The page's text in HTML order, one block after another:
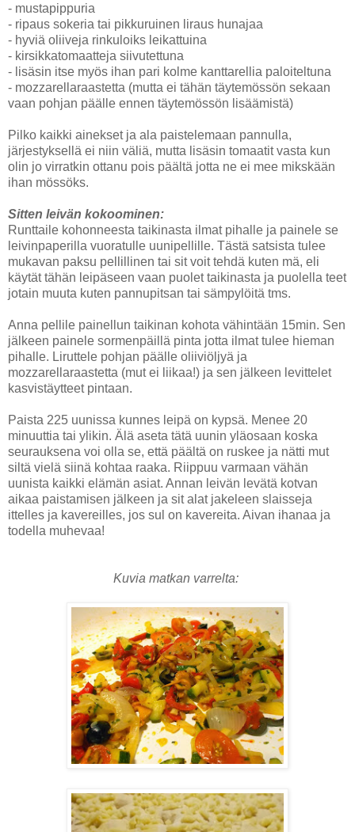
- mustapippuria
- ripaus sokeria tai pikkuruinen liraus hunajaa
- hyviä oliiveja rinkuloiks leikattuina
- kirsikkatomaatteja siivutettuna
- lisäsin itse myös ihan pari kolme kanttarellia paloiteltuna
- mozzarellaraastetta (mutta ei tähän täytemössön sekaan
vaan pohjan päälle ennen täytemössön lisäämistä)
Pilko kaikki ainekset ja ala paistelemaan pannulla,
järjestyksellä ei niin väliä, mutta lisäsin tomaatit vasta kun
olin jo virratkin ottanu pois päältä jotta ne ei mee mikskään
ihan mössöks.
Sitten leivän kokoominen:
Runttaile kohonneesta taikinasta ilmat pihalle ja painele se
leivinpaperilla vuoratulle uunipellille. Tästä satsista tulee
mukavan paksu pellillinen tai sit voit tehdä kuten mä, eli
käytät tähän leipäseen vaan puolet taikinasta ja puolella teet
jotain muuta kuten pannupitsan tai sämpylöitä tms.
Anna pellile painellun taikinan kohota vähintään 15min. Sen
jälkeen painele sormenpäillä pinta jotta ilmat tulee hieman
pihalle. Liruttele pohjan päälle oliiviöljyä ja
mozzarellaraastetta (mut ei liikaa!) ja sen jälkeen levittelet
kasvistäytteet pintaan.
Paista 225 uunissa kunnes leipä on kypsä. Menee 20
minuuttia tai ylikin. Älä aseta tätä uunin yläosaan koska
seurauksena voi olla se, että päältä on ruskee ja nätti mut
siltä vielä siinä kohtaa raaka. Riippuu varmaan vähän
uunista kaikki elämän asiat. Annan leivän levätä kotvan
aikaa paistamisen jälkeen ja sit alat jakeleen slaisseja
ittelles ja kavereilles, jos sul on kavereita. Aivan ihanaa ja
todella muhevaa!
Kuvia matkan varrelta: